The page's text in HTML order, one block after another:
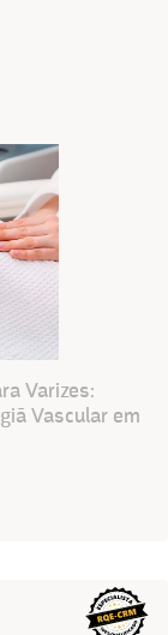
Varizes:
Vascular em